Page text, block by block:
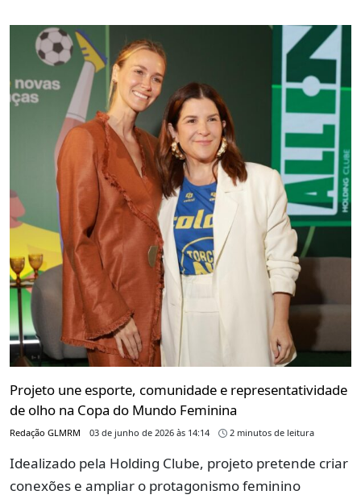
Projeto une esporte, comunidade e representatividade
de olho na Copa do Mundo Feminina
Redação GLMRM 03 de junho de 2026 às 14:14 2 minutos de leitura
Idealizado pela Holding Clube, projeto pretende criar
conexões e ampliar o protagonismo feminino